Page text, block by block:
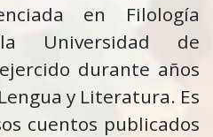
en Filología
Universidad de
durante años
y Literatura. Es
cuentos publicados